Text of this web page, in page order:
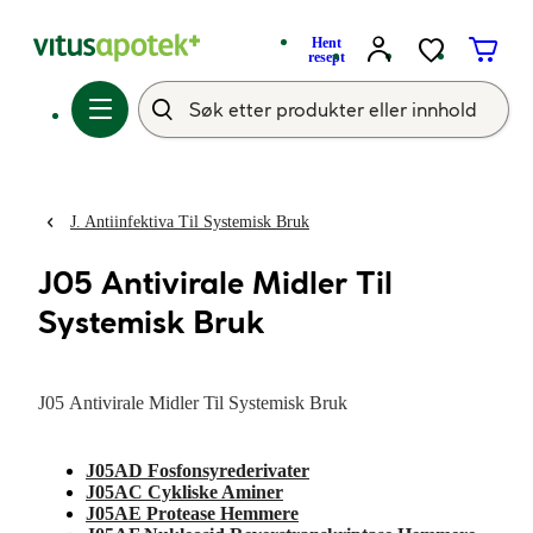
Hent
resept
J. Antiinfektiva Til Systemisk Bruk
J05 Antivirale Midler Til
Systemisk Bruk
J05 Antivirale Midler Til Systemisk Bruk
J05AD Fosfonsyrederivater
J05AC Cykliske Aminer
J05AE Protease Hemmere